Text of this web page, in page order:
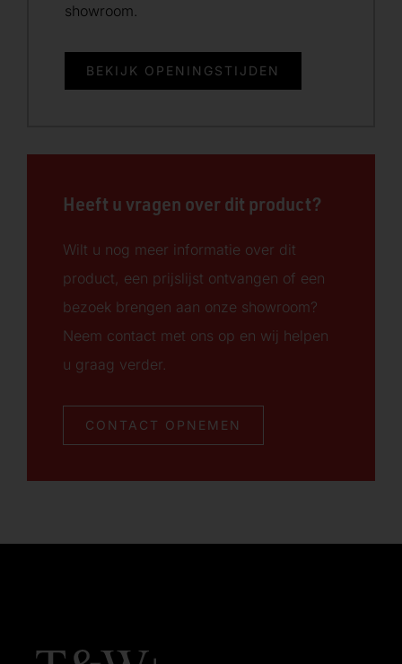
showroom.
BEKIJK OPENINGSTIJDEN
Heeft u vragen over dit product?
Wilt u nog meer informatie over dit
product, een prijslijst ontvangen of een
bezoek brengen aan onze showroom?
Neem contact met ons op en wij helpen
u graag verder.
CONTACT OPNEMEN